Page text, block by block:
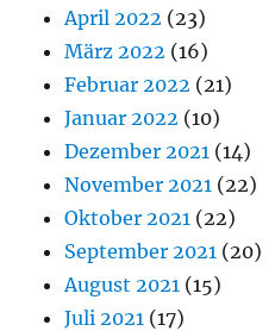
April 2022 (23)
März 2022 (16)
Februar 2022 (21)
Januar 2022 (10)
Dezember 2021 (14)
November 2021 (22)
Oktober 2021 (22)
September 2021 (20)
August 2021 (15)
Juli 2021 (17)